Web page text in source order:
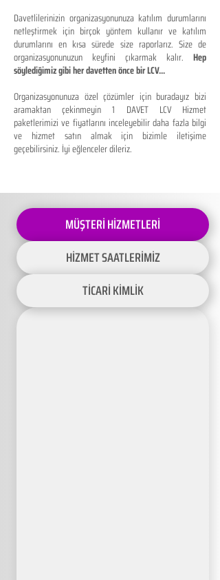
Davetlilerinizin organizasyonunuza katılım durumlarını
netleştirmek için birçok yöntem kullanır ve katılım
durumlarını en kısa sürede size raporlarız. Size de
organizasyonunuzun keyfini çıkarmak kalır. Hep
söylediğimiz gibi her davetten önce bir LCV...
Organizasyonunuza özel çözümler için buradayız bizi
aramaktan çekinmeyin 1 DAVET LCV Hizmet
paketlerimizi ve fiyatlarını inceleyebilir daha fazla bilgi
ve hizmet satın almak için bizimle iletişime
geçebilirsiniz. İyi eğlenceler dileriz.
MÜŞTERİ HİZMETLERİ
HİZMET SAATLERİMİZ
TİCARİ KİMLİK